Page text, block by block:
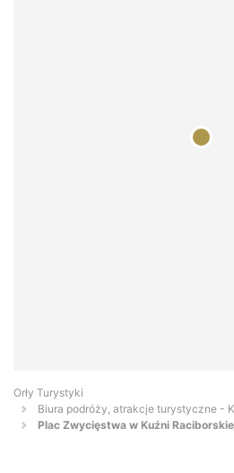
Orły Turystyki
Biura podróży, atrakcje turystyczne -
Plac Zwycięstwa w Kuźni